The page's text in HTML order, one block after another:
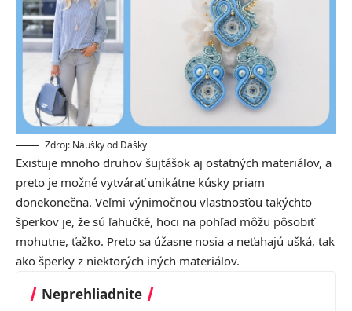
Zdroj: Náušky od Dášky
Existuje mnoho druhov šujtášok aj ostatných materiálov, a
preto je možné vytvárať unikátne kúsky priam
donekonečna. Veľmi výnimočnou vlastnosťou takýchto
šperkov je, že sú ľahučké, hoci na pohľad môžu pôsobiť
mohutne, ťažko. Preto sa úžasne nosia a neťahajú ušká, tak
ako šperky z niektorých iných materiálov.
Neprehliadnite